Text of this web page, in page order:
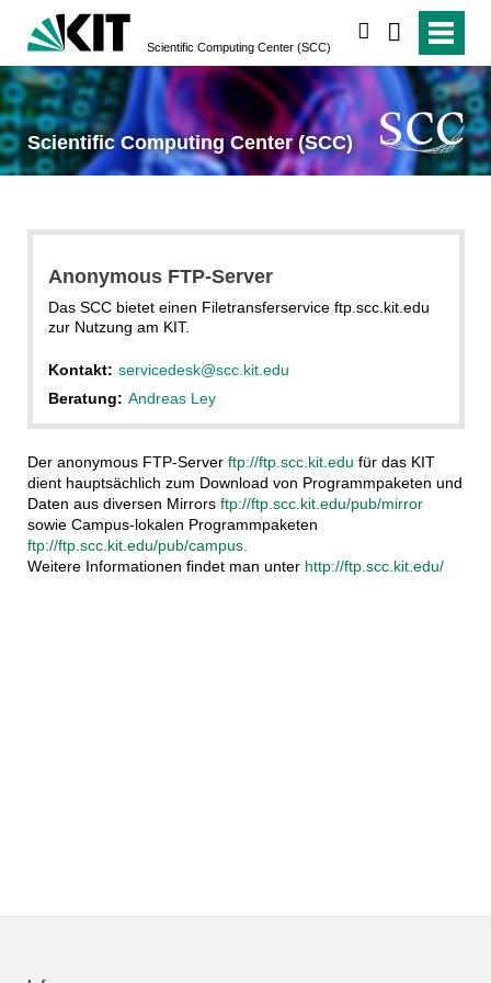
Scientific Computing Center (SCC)
Scientific Computing Center (SCC)
Anonymous FTP-Server
Das SCC bietet einen Filetransferservice ftp.scc.kit.edu
zur Nutzung am KIT.
Kontakt: servicedesk@scc.kit.edu
Beratung: Andreas Ley
Der anonymous FTP-Server ftp://ftp.scc.kit.edu für das KIT
dient hauptsächlich zum Download von Programmpaketen und
Daten aus diversen Mirrors ftp://ftp.scc.kit.edu/pub/mirror
sowie Campus-lokalen Programmpaketen
ftp://ftp.scc.kit.edu/pub/campus.
Weitere Informationen findet man unter http://ftp.scc.kit.edu/